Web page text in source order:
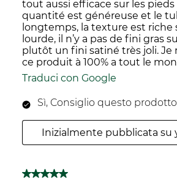
tout aussi efficace sur les
quantité est généreuse et le
longtemps, la texture est riche
lourde, il n’y a pas de fini gras
plutôt un fini satiné très joli. Je
ce produit à 100% a tout le
Traduci con Google
Sì, Consiglio questo
Inizialmente pubblicata su
5 su 5 stelle.